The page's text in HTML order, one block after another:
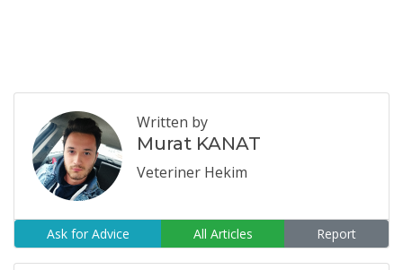
Written by
Murat KANAT
Veteriner Hekim
Ask for Advice All Articles Report